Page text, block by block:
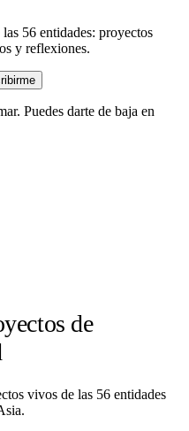
56 entidades: proyectos
y reflexiones.
Puedes darte de baja en
de
vivos de las 56 entidades